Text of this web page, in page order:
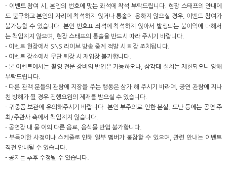
- 이벤트 참여 시, 본인의 번호에 맞는 좌석에 착석 부탁드립니다. 현장 스태프의 안내에
도 불구하고 본인의 자리에 착석하지 않거나 통솔에 응하지 않으실 경우, 이벤트 참여가
불가능할 수 있습니다. 본인 번호표 좌석에 착석하지 않아서 발생되는 불이익에 대해서
는 책임지지 않으며, 현장 스태프의 통솔을 반드시 따라 주시기 바랍니다.
- 이벤트 현장에서 SNS 라이브 방송 중계 적발 시 퇴장 조치됩니다.
- 이벤트 장소에서 무단 퇴장 시 재입장 불가합니다.
- 본 이벤트에서는 촬영 전문 장비의 반입은 가능하오나, 삼각대 설치는 제한되오니 양해
부탁드립니다.
- 다른 관객 분들의 관람에 지장을 주는 행동은 삼가 해 주시기 바라며, 공연 관람에 지나
친 방해가 될 경우 진행요원의 제재를 받으실 수 있습니다.
- 귀중품 보관에 유의해주시기 바랍니다. 본인 부주의로 인한 분실, 도난 등에는 공연 주
최/주관사 측에서 책임지지 않습니다.
- 공연장 내 물 이외 다른 음료, 음식물 반입 불가합니다.
- 부득이한 사정이나 스케줄로 인해 일부 멤버가 불참할 수 있으며, 관련 안내는 이벤트
직전 안내될 수 있습니다.
- 공지는 추후 수정될 수 있습니다.